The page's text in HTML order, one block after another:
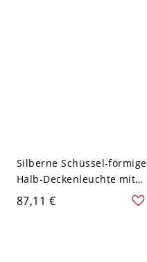
Silberne Schüssel-förmige
Halb-Deckenleuchte mit
Kristalldekoration - 110V-
120V Globus 3
87,11 €